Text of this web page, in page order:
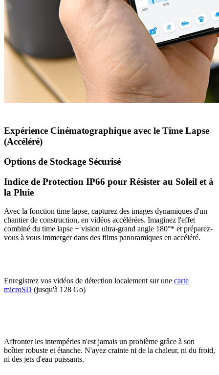
Expérience Cinématographique avec le Time Lapse
(Accéléré)
Options de Stockage Sécurisé
Indice de Protection IP66 pour Résister au Soleil et à
la Pluie
Avec la fonction time lapse, capturez des images dynamiques d'un
chantier de construction, en vidéos accélérées. Imaginez l'effet
combiné du time lapse + vision ultra-grand angle 180°* et préparez-
vous à vous immerger dans des films panoramiques en accéléré.
Enregistrez vos vidéos de détection localement sur une carte
microSD (jusqu'à 128 Go)
Affronter les intempéries n'est jamais un problème grâce à son
boîtier robuste et étanche. N'ayez crainte ni de la chaleur, ni du froid,
ni des jets d'eau puissants.